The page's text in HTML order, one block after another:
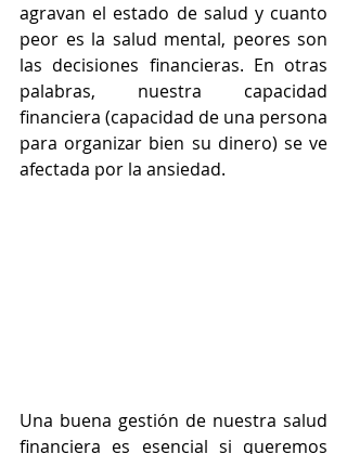
agravan el estado de salud y cuanto
peor es la salud mental, peores son
las decisiones financieras. En otras
palabras, nuestra capacidad
financiera (capacidad de una persona
para organizar bien su dinero) se ve
afectada por la ansiedad.
Una buena gestión de nuestra salud
financiera es esencial si queremos